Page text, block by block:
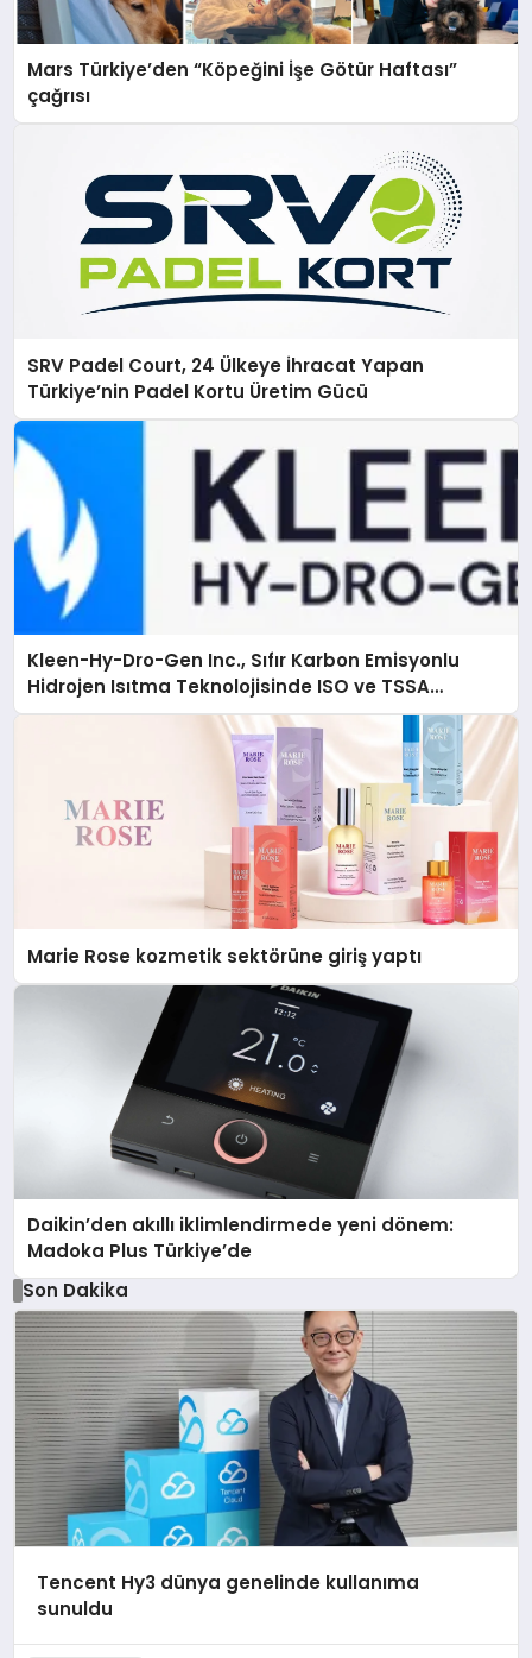
Mars Türkiye’den “Köpeğini İşe Götür Haftası”
çağrısı
SRV Padel Court, 24 Ülkeye İhracat Yapan
Türkiye’nin Padel Kortu Üretim Gücü
Kleen-Hy-Dro-Gen Inc., Sıfır Karbon Emisyonlu
Hidrojen Isıtma Teknolojisinde ISO ve TSSA
Düzenleyici Onaylarını Aldı
Marie Rose kozmetik sektörüne giriş yaptı
Daikin’den akıllı iklimlendirmede yeni dönem:
Madoka Plus Türkiye’de
Son Dakika
Tencent Hy3 dünya genelinde kullanıma
sunuldu